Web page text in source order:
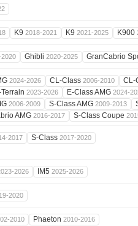
K9 2018-2021 K9 2021-2025 K900
Ghibli 2020-2025 GranCabrio
2024-2026 CL-Class 2006-2010
CL-
2023-2026 E-Class AMG 2024-
2006-2009 S-Class AMG 2009-2013
AMG 2016-2017 S-Class Coupe
2017 S-Class 2017-2020
2026 IM5 2025-2026
2020
2010 Phaeton 2010-2016